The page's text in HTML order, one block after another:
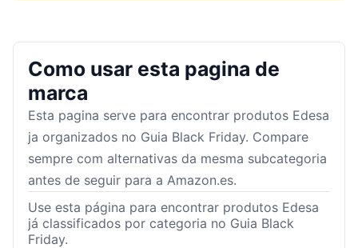
Como usar esta pagina de
marca
Esta pagina serve para encontrar produtos Edesa
ja organizados no Guia Black Friday. Compare
sempre com alternativas da mesma subcategoria
antes de seguir para a Amazon.es.
Use esta página para encontrar produtos Edesa
já classificados por categoria no Guia Black
Friday.